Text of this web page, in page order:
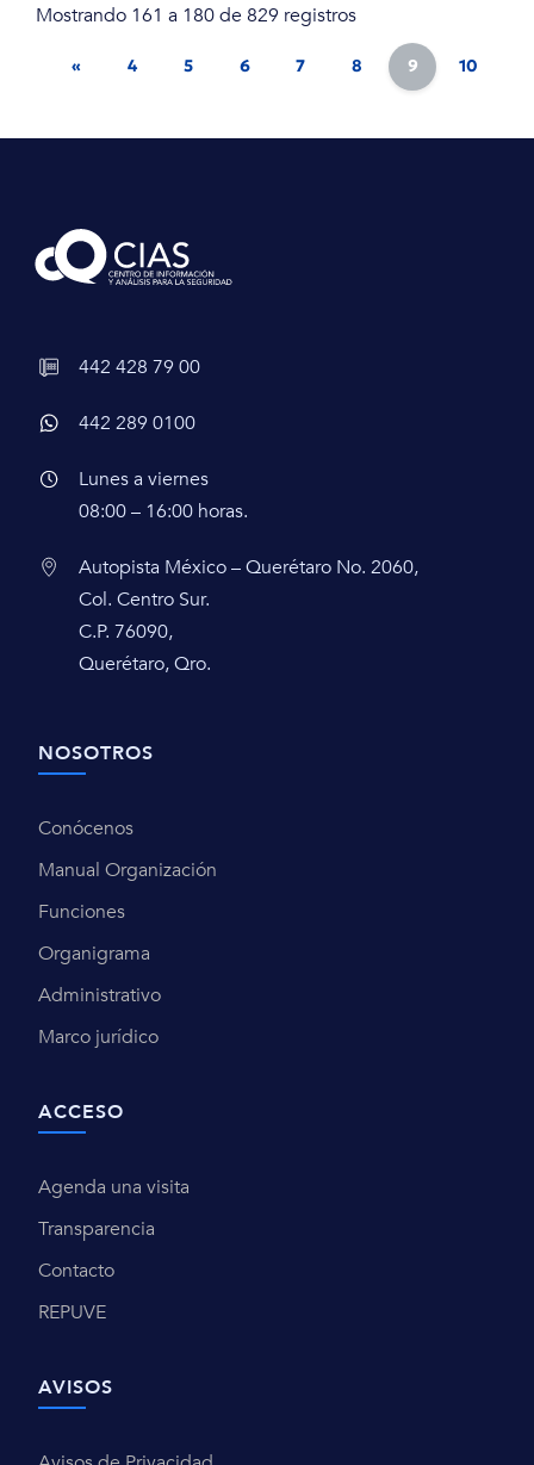
Mostrando 161 a 180 de 829 registros
« 4 5 6 7 8 9 10
442 428 79 00
442 289 0100
Lunes a viernes
08:00 – 16:00 horas.
Autopista México – Querétaro No. 2060,
Col. Centro Sur.
C.P. 76090,
Querétaro, Qro.
NOSOTROS
Conócenos
Manual Organización
Funciones
Organigrama
Administrativo
Marco jurídico
ACCESO
Agenda una visita
Transparencia
Contacto
REPUVE
AVISOS